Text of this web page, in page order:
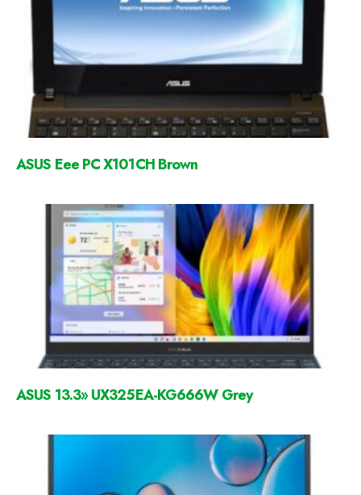
ASUS Eee PC X101CH Brown
ASUS 13.3» UX325EA-KG666W Grey